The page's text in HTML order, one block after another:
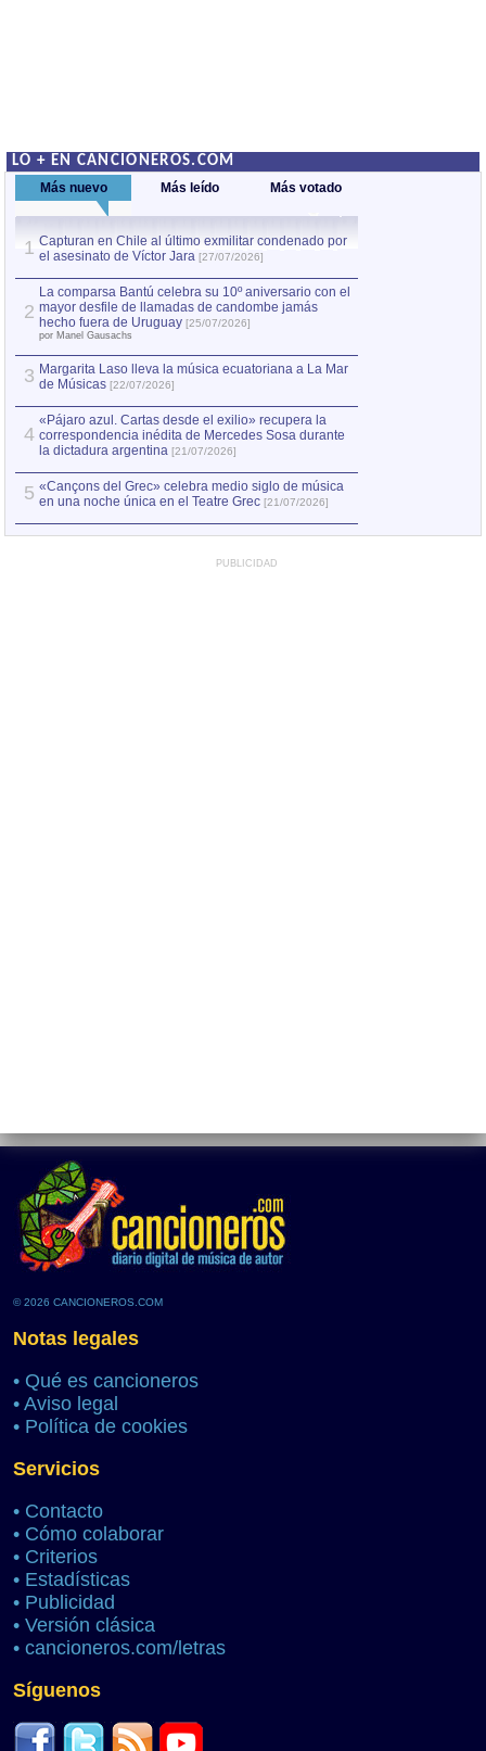
LO + EN CANCIONEROS.COM
Más nuevo Más leído Más votado
1 Capturan en Chile al último exmilitar condenado por
el asesinato de Víctor Jara [27/07/2026]
2
La comparsa Bantú celebra su 10º aniversario con el
mayor desfile de llamadas de candombe jamás
hecho fuera de Uruguay [25/07/2026]
por Manel Gausachs
3 Margarita Laso lleva la música ecuatoriana a La Mar
de Músicas [22/07/2026]
4
«Pájaro azul. Cartas desde el exilio» recupera la
correspondencia inédita de Mercedes Sosa durante
la dictadura argentina [21/07/2026]
5 «Cançons del Grec» celebra medio siglo de música
en una noche única en el Teatre Grec [21/07/2026]
PUBLICIDAD
© 2026 CANCIONEROS.COM
Notas legales
• Qué es cancioneros
• Aviso legal
• Política de cookies
Servicios
• Contacto
• Cómo colaborar
• Criterios
• Estadísticas
• Publicidad
• Versión clásica
• cancioneros.com/letras
Síguenos